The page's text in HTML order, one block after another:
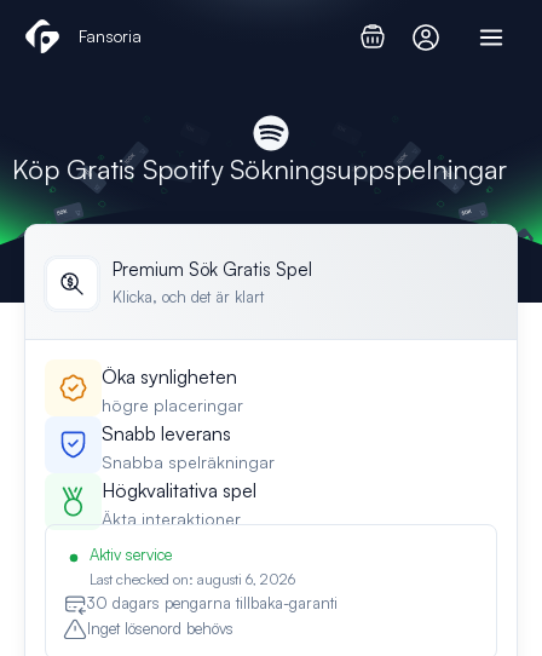
Fansoria
Köp Gratis Spotify Sökningsuppspelningar
Premium Sök Gratis Spel
Klicka, och det är klart
Öka synligheten
högre placeringar
Snabb leverans
Snabba spelräkningar
Högkvalitativa spel
Äkta interaktioner
Aktiv service
Last checked on: augusti 6, 2026
30 dagars pengarna tillbaka-garanti
Inget lösenord behövs